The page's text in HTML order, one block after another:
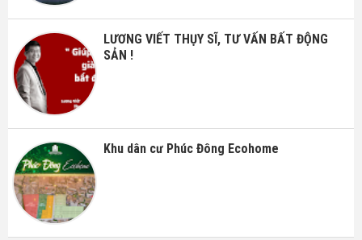
LƯƠNG VIẾT THỤY SĨ, TƯ VẤN BẤT ĐỘNG
SẢN !
Khu dân cư Phúc Đông Ecohome